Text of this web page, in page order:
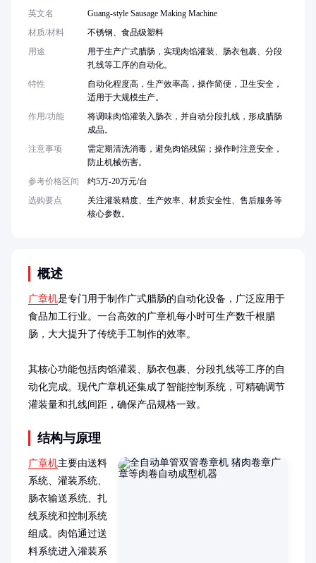
概述
广章机是专门用于制作广式腊肠的自动化设备，广泛应用于
食品加工行业。一台高效的广章机每小时可生产数千根腊
肠，大大提升了传统手工制作的效率。
其核心功能包括肉馅灌装、肠衣包裹、分段扎线等工序的自
动化完成。现代广章机还集成了智能控制系统，可精确调节
灌装量和扎线间距，确保产品规格一致。
结构与原理
广章机主要由送料
系统、灌装系统、
肠衣输送系统、扎
线系统和控制系统
组成。肉馅通过送
料系统进入灌装系
英文名
Guang-style Sausage Making Machine
材质/材料
不锈钢、食品级塑料
用途
用于生产广式腊肠，实现肉馅灌装、肠衣包裹、分段
扎线等工序的自动化。
特性
自动化程度高，生产效率高，操作简便，卫生安全，
适用于大规模生产。
作用/功能
将调味肉馅灌装入肠衣，并自动分段扎线，形成腊肠
成品。
注意事项
需定期清洗消毒，避免肉馅残留；操作时注意安全，
防止机械伤害。
参考价格区间
约5万-20万元/台
选购要点
关注灌装精度、生产效率、材质安全性、售后服务等
核心参数。